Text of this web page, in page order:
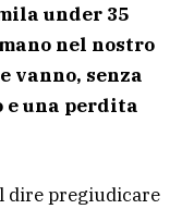
under 35
nel nostro
vanno, senza
e una perdita
dire pregiudicare